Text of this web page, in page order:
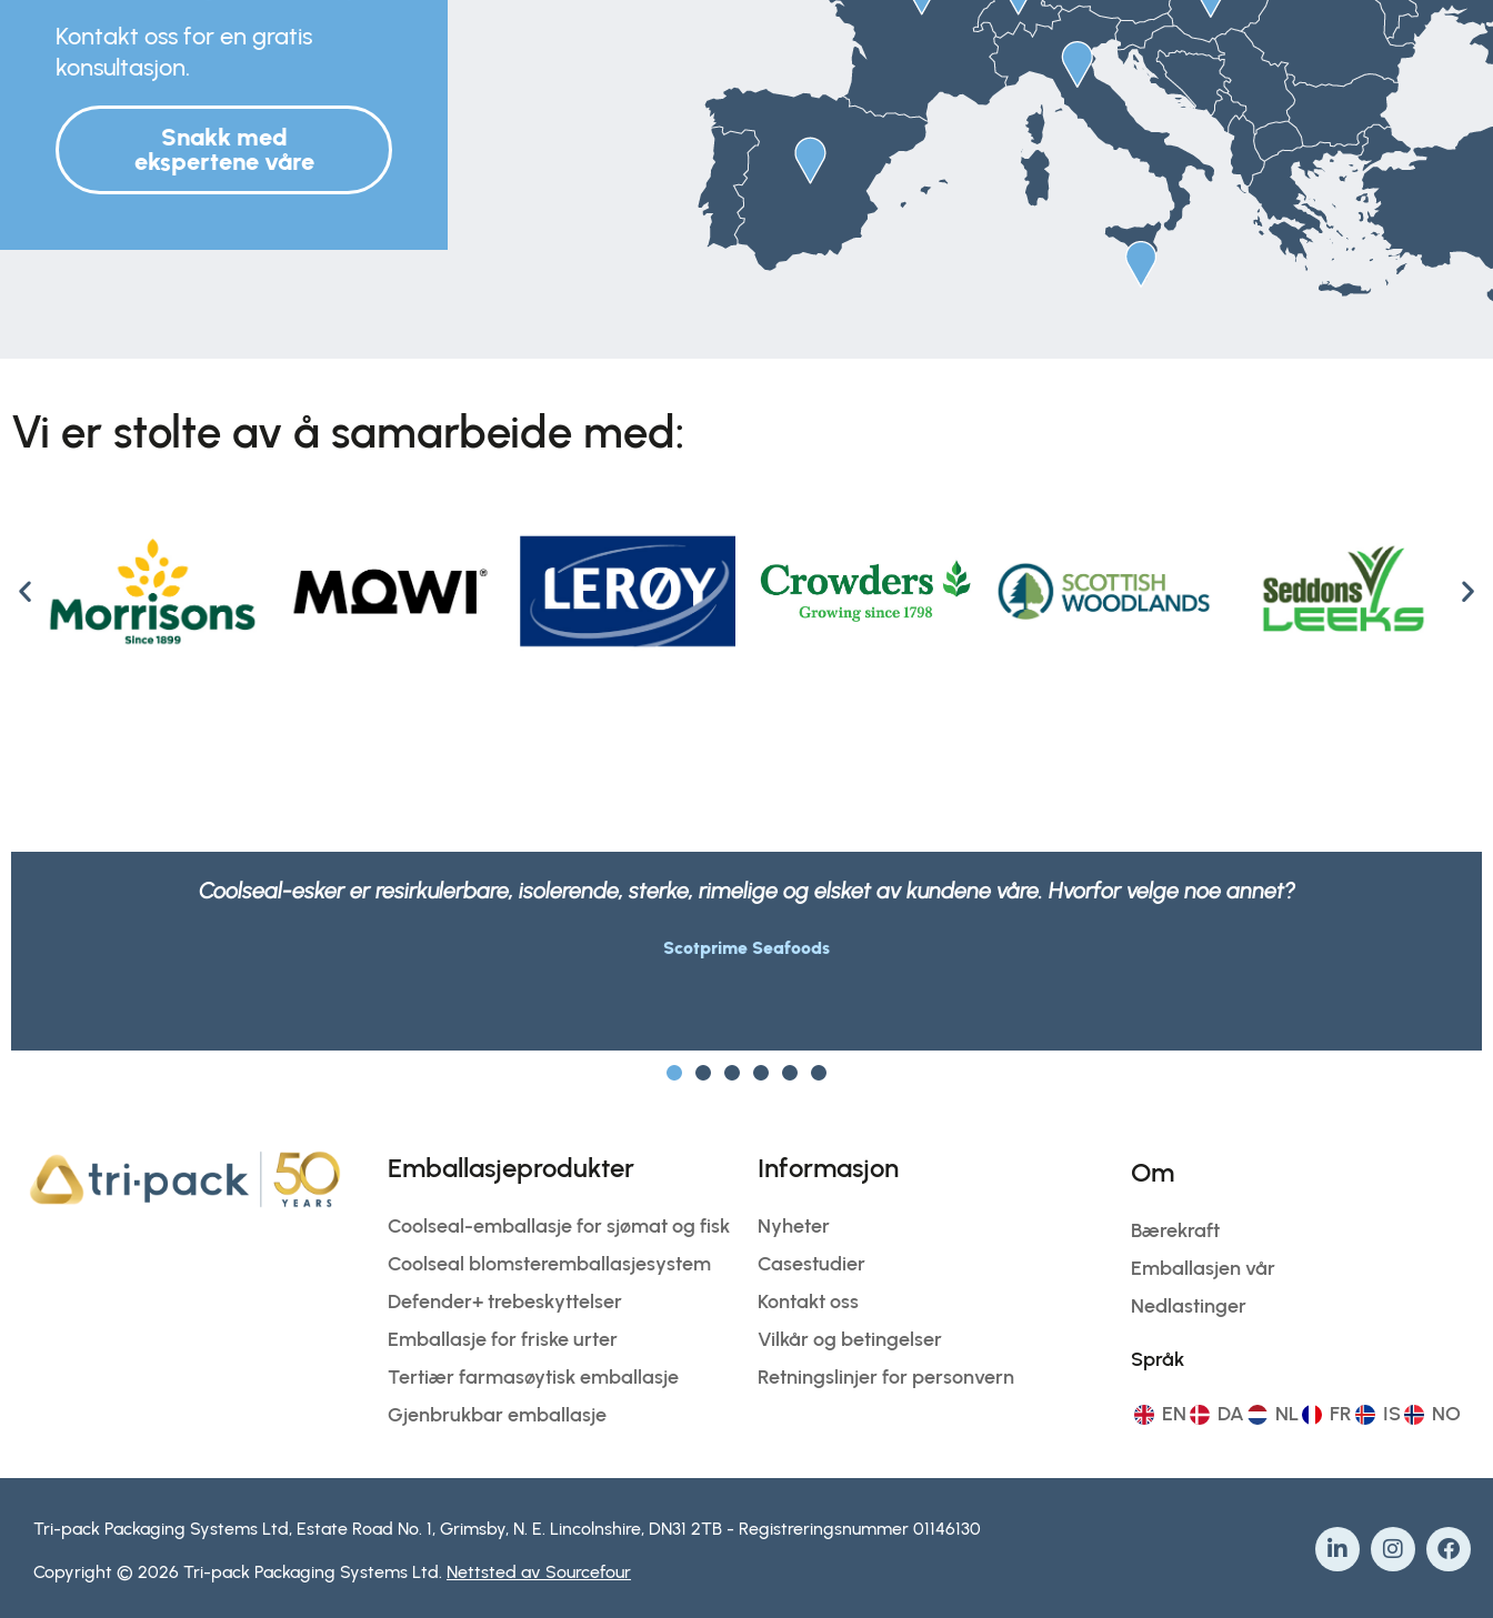
Kontakt oss for en gratis
konsultasjon.
Snakk med
ekspertene våre
Vi er stolte av å samarbeide med:
Vi føler oss tryggere når vi vet at all emballasjen vår ikke bare er sterk og robust, men også 100% resirkulerbar av alle avfallsselskaper.
Morrisons
Emballasjeprodukter
Coolseal-emballasje for sjømat og fisk
Coolseal blomsteremballasjesystem
Defender+ trebeskyttelser
Emballasje for friske urter
Tertiær farmasøytisk emballasje
Gjenbrukbar emballasje
Informasjon
Nyheter
Casestudier
Kontakt oss
Vilkår og betingelser
Retningslinjer for personvern
Om
Bærekraft
Emballasjen vår
Nedlastinger
Språk
EN DA NL FR IS NO
Tri-pack Packaging Systems Ltd, Estate Road No. 1, Grimsby, N. E. Lincolnshire, DN31 2TB - Registreringsnummer 01146130
Copyright © 2026 Tri-pack Packaging Systems Ltd. Nettsted av Sourcefour
L
i
I
n
F
a